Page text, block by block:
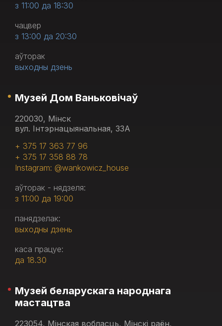
з 11:00 да 18:30
чацвер
з 13:00 да 20:30
аўторак
выходны дзень
Музей Дом Ваньковічаў
220030, Мінск
вул. Інтэрнацыянальная, 33А
+ 375 17 363 77 96
+ 375 17 358 88 78
Instagram: @wankowicz_house
аўторак - нядзеля:
з 11:00 да 19:00
панядзелак:
выходны дзень
каса працуе:
да 18.30
Музей беларускага народнага
мастацтва
223054, Мінская вобласць, Мінскі раён,